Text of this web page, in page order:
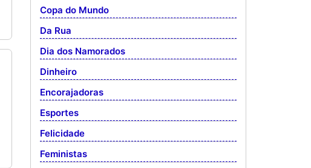
Copa do Mundo
Da Rua
Dia dos Namorados
Dinheiro
Encorajadoras
Esportes
Felicidade
Feministas